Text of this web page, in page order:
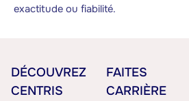
exactitude ou fiabilité.
DÉCOUVREZ
CENTRIS
FAITES
CARRIÈRE